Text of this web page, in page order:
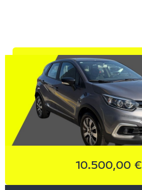
MEGANE (1)
TRAFIC (3)
VRSTA GORIVA
BENZIN (3)
10.500,00 €